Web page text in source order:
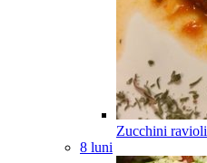
Zucchini ravioli
8 luni